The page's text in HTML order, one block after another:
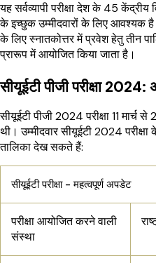
यह सर्वव्यापी परीक्षा देश के 45 केंद्रीय
के इच्छुक उम्मीदवारों के लिए आवश्यक
के लिए स्नातकोत्तर में प्रवेश हेतु तीन
प्रारूप में आयोजित किया जाता है।
सीयूईटी पीजी परीक्षा
सीयूईटी पीजी 2024 परीक्षा 11
थी। उम्मीदवार सीयूईटी 2024 परीक्षा
तालिका देख सकते हैं:
सीयूईटी परीक्षा - महत्वपूर्ण अपडेट
परीक्षा आयोजित करने वाली
संस्था